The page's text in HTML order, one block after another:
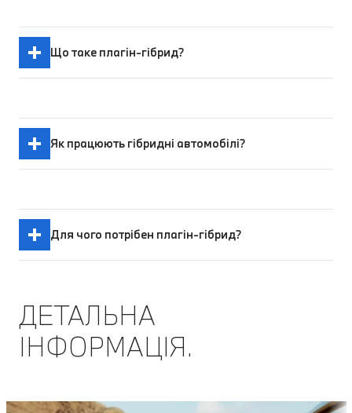
Що таке плагін-гібрид?
Як працюють гібридні автомобілі?
Для чого потрібен плагін-гібрид?
ДЕТАЛЬНА
ІНФОРМАЦІЯ.